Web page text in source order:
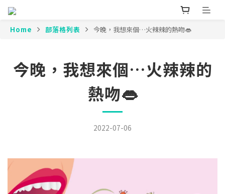
Home 部落格列表 今晚，我想來個…火辣辣的熱吻👄
今晚，我想來個…火辣辣的
熱吻👄
2022-07-06